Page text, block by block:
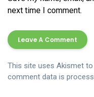
next time I comment.
This site uses Akismet
comment data is